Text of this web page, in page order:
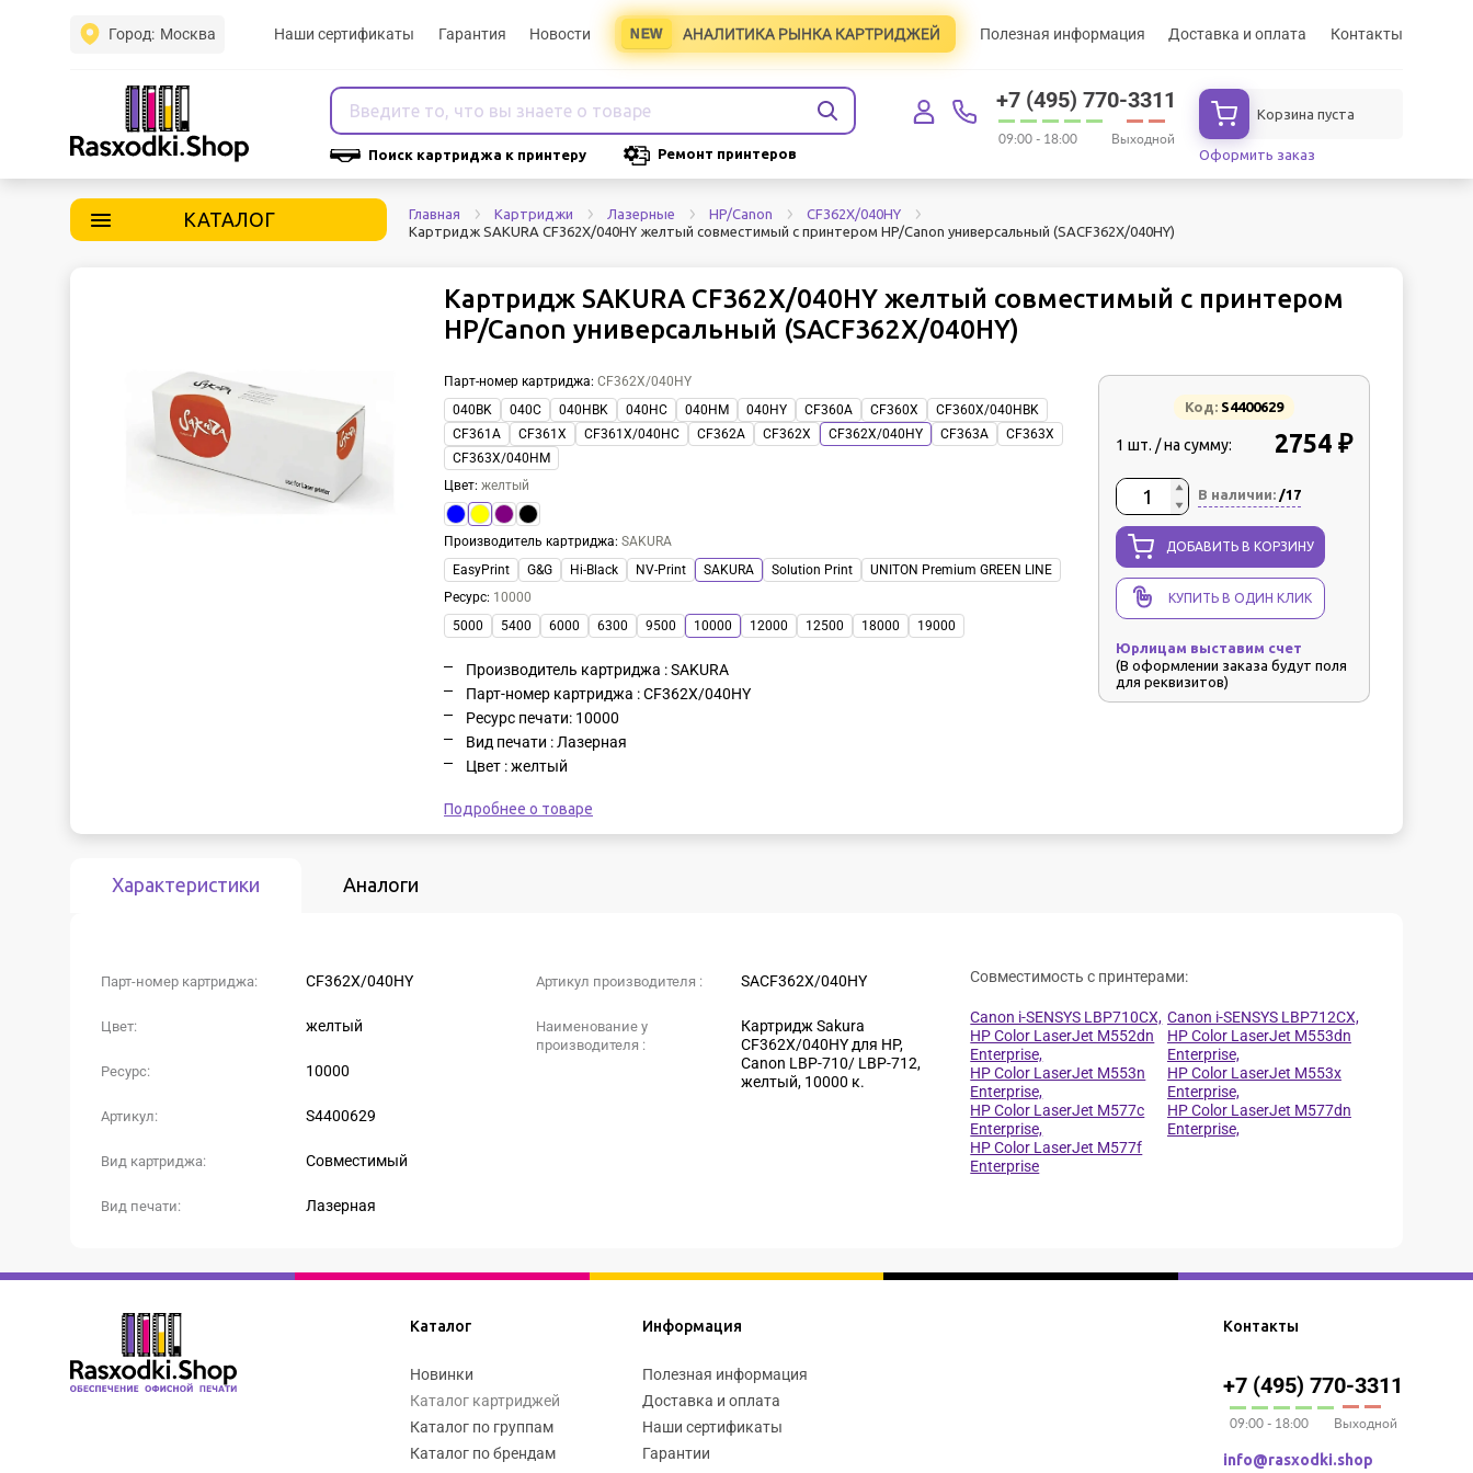
Город: Москва Наши сертификаты Гарантия Новости АНАЛИТИКА РЫНКА КАРТРИДЖЕЙ Полезная информация Доставка и оплата Контакты
Поиск картриджа к принтеру Ремонт принтеров
+7 (495) 770-3311
09:00 - 18:00 Выходной
Корзина пуста
Оформить заказ
КАТАЛОГ Главная Картриджи Лазерные HP/Canon
CF362X/040HY
Картридж SAKURA CF362X/040HY желтый совместимый с принтером HP/Canon универсальный (SACF362X/040HY)
Картридж SAKURA CF362X/040HY желтый совместимый с принтером
HP/Canon универсальный (SACF362X/040HY)
Парт-номер картриджа: CF362X/040HY
040BK
040C 040HBK 040HC 040HM 040HY CF360A CF360X
CF360X/040HBK
CF361A
CF361X CF361X/040HC CF362A CF362X CF362X/040HY CF363A
CF363X
CF363X/040HM
Цвет: желтый
Производитель картриджа: SAKURA
EasyPrint
G&G Hi-Black NV-Print SAKURA Solution Print
UNITON Premium GREEN LINE
Ресурс: 10000
5000
5400 6000 6300 9500 10000 12000 12500 18000 19000
Производитель картриджа : SAKURA
Парт-номер картриджа : CF362X/040HY
Ресурс печати: 10000
Вид печати : Лазерная
Цвет : желтый
Подробнее о товаре
Код: S4400629
1 шт. / на сумму: 2754 ₽
В наличии: /17
ДОБАВИТЬ В КОРЗИНУ
КУПИТЬ В ОДИН КЛИК
Юрлицам выставим счет
(В оформлении заказа будут поля
для реквизитов)
Характеристики Аналоги
Парт-номер картриджа: CF362X/040HY
Цвет: желтый
Ресурс: 10000
Артикул: S4400629
Вид картриджа: Совместимый
Вид печати: Лазерная
Артикул производителя : SACF362X/040HY
Наименование у
производителя :
Картридж Sakura
CF362X/040HY для HP,
Canon LBP-710/ LBP-712,
желтый, 10000 к.
Совместимость с принтерами:
Canon i-SENSYS LBP710CX, Canon i-SENSYS LBP712CX,
HP Color LaserJet M552dn
Enterprise,
HP Color LaserJet M553dn
Enterprise,
HP Color LaserJet M553n
Enterprise,
HP Color LaserJet M553x
Enterprise,
HP Color LaserJet M577c
Enterprise,
HP Color LaserJet M577dn
Enterprise,
HP Color LaserJet M577f
Enterprise
Каталог
Новинки
Каталог картриджей
Каталог по группам
Каталог по брендам
Информация
Полезная информация
Доставка и оплата
Наши сертификаты
Гарантии
Контакты
+7 (495) 770-3311
09:00 - 18:00 Выходной
info@rasxodki.shop